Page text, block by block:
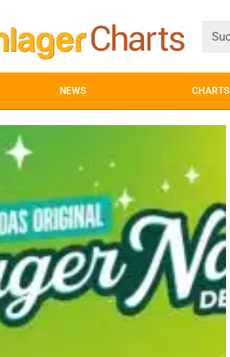
NEWS CHARTS